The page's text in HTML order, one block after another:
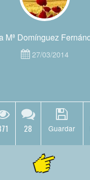
Mª Domínguez
27/03/2014
28 Guardar